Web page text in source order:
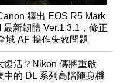
釋出 EOS R5 Mark
II 最新韌體 Ver.1.3.1，修正
域 AF 操作失效問題
復活？Nikon 傳將重啟
中的 DL 系列高階隨身機